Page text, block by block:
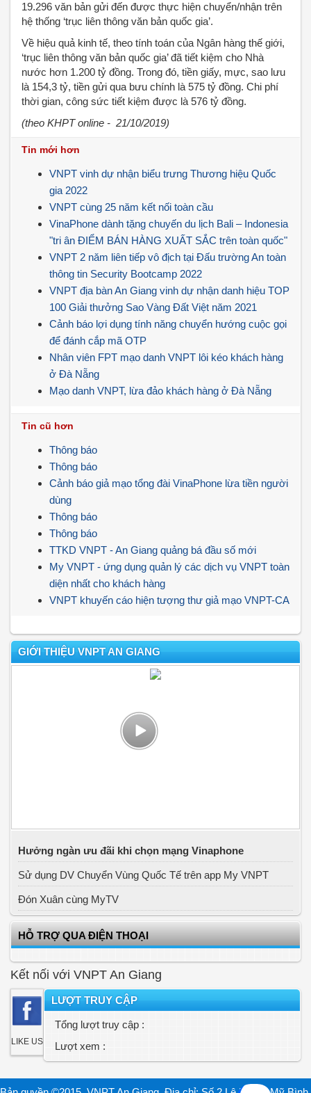
19.296 văn bản gửi đến được thực hiện chuyển/nhận trên
hệ thống ‘trục liên thông văn bản quốc gia’.
Về hiệu quả kinh tế, theo tính toán của Ngân hàng thế giới,
‘trục liên thông văn bản quốc gia’ đã tiết kiệm cho Nhà
nước hơn 1.200 tỷ đồng. Trong đó, tiền giấy, mực, sao lưu
là 154,3 tỷ, tiền gửi qua bưu chính là 575 tỷ đồng. Chi phí
thời gian, công sức tiết kiệm được là 576 tỷ đồng.
(theo KHPT online - 21/10/2019)
Tin mới hơn
VNPT vinh dự nhận biểu trưng Thương hiệu Quốc
gia 2022
VNPT cùng 25 năm kết nối toàn cầu
VinaPhone dành tặng chuyến du lịch Bali – Indonesia
"tri ân ĐIỂM BÁN HÀNG XUẤT SẮC trên toàn quốc"
VNPT 2 năm liên tiếp vô địch tại Đấu trường An toàn
thông tin Security Bootcamp 2022
VNPT địa bàn An Giang vinh dự nhận danh hiệu TOP
100 Giải thưởng Sao Vàng Đất Việt năm 2021
Cảnh báo lợi dụng tính năng chuyển hướng cuộc gọi
để đánh cắp mã OTP
Nhân viên FPT mạo danh VNPT lôi kéo khách hàng
ở Đà Nẵng
Mạo danh VNPT, lừa đảo khách hàng ở Đà Nẵng
Tin cũ hơn
Thông báo
Thông báo
Cảnh báo giả mạo tổng đài VinaPhone lừa tiền người
dùng
Thông báo
Thông báo
TTKD VNPT - An Giang quảng bá đầu số mới
My VNPT - ứng dụng quản lý các dịch vụ VNPT toàn
diện nhất cho khách hàng
VNPT khuyến cáo hiện tượng thư giả mạo VNPT-CA
GIỚI THIỆU VNPT AN GIANG
Hưởng ngàn ưu đãi khi chọn mạng Vinaphone
Sử dụng DV Chuyển Vùng Quốc Tế trên app My VNPT
Đón Xuân cùng MyTV
HỖ TRỢ QUA ĐIỆN THOẠI
Kết nối với VNPT An Giang
LIKE US
LƯỢT TRUY CẬP
Tổng lượt truy cập :
Lượt xem :